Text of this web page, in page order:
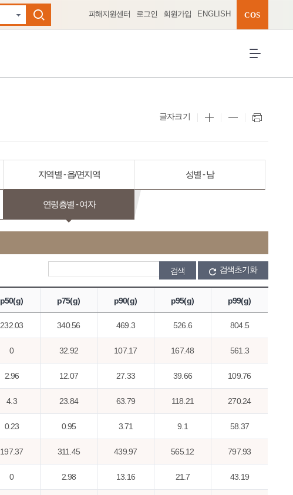
자동완성 펼치기
검색
피해지원센터 로그인 회원가입 ENGLISH COS
글자크기
지역별 - 읍/면지역 성별 - 남
연령층별 - 여자
검색초기화
p50(g) p75(g) p90(g) p95(g) p99(g)
232.03 340.56 469.3 526.6 804.5
0 32.92 107.17 167.48 561.3
2.96 12.07 27.33 39.66 109.76
4.3 23.84 63.79 118.21 270.24
0.23 0.95 3.71 9.1 58.37
197.37 311.45 439.97 565.12 797.93
0 2.98 13.16 21.7 43.19